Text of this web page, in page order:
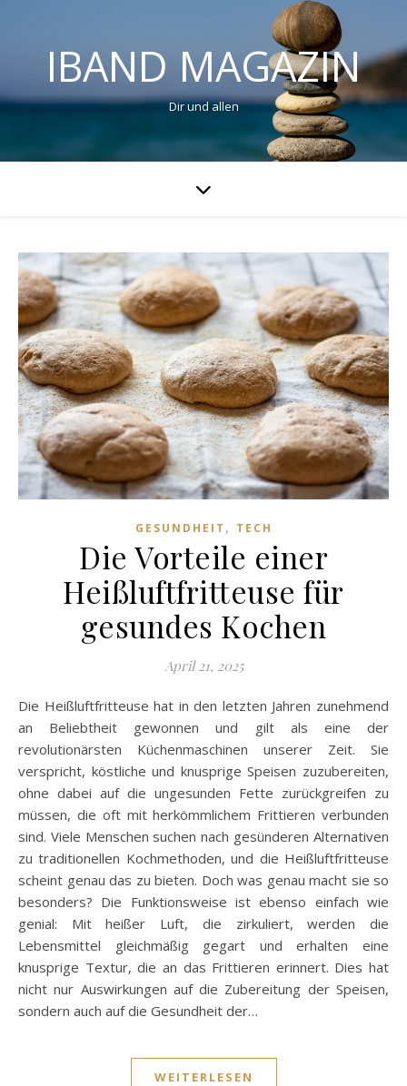
IBAND MAGAZIN
Dir und allen
GESUNDHEIT , TECH
Die Vorteile einer
Heißluftfritteuse für
gesundes Kochen
April 21, 2025
Die Heißluftfritteuse hat in den letzten Jahren zunehmend
an Beliebtheit gewonnen und gilt als eine der
revolutionärsten Küchenmaschinen unserer Zeit. Sie
verspricht, köstliche und knusprige Speisen zuzubereiten,
ohne dabei auf die ungesunden Fette zurückgreifen zu
müssen, die oft mit herkömmlichem Frittieren verbunden
sind. Viele Menschen suchen nach gesünderen Alternativen
zu traditionellen Kochmethoden, und die Heißluftfritteuse
scheint genau das zu bieten. Doch was genau macht sie so
besonders? Die Funktionsweise ist ebenso einfach wie
genial: Mit heißer Luft, die zirkuliert, werden die
Lebensmittel gleichmäßig gegart und erhalten eine
knusprige Textur, die an das Frittieren erinnert. Dies hat
nicht nur Auswirkungen auf die Zubereitung der Speisen,
sondern auch auf die Gesundheit der…
WEITERLESEN